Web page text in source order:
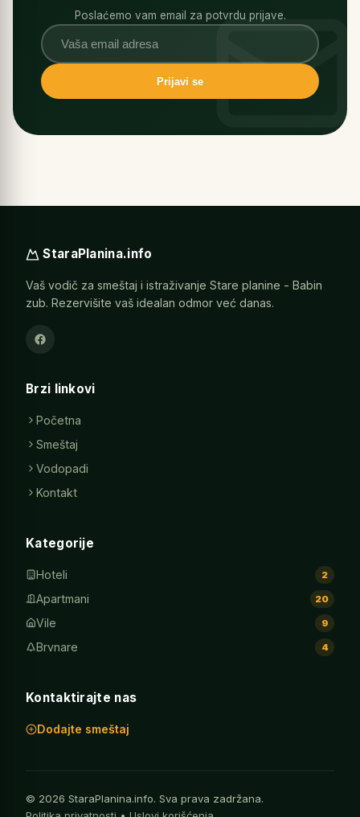
Poslaćemo vam email za potvrdu prijave.
Prijavi se
StaraPlanina.info
Vaš vodič za smeštaj i istraživanje Stare planine - Babin
zub. Rezervišite vaš idealan odmor već danas.
Brzi linkovi
Početna
Smeštaj
Vodopadi
Kontakt
Kategorije
Hoteli 2
Apartmani 20
Vile 9
Brvnare 4
Kontaktirajte nas
Dodajte smeštaj
© 2026 StaraPlanina.info. Sva prava zadržana.